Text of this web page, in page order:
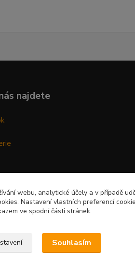
najdete
Upravit sběr cookies.
webu, analytické účely a v případě
Nastavení vlastních preferencí
ve spodní části stránek.
Souhlasím